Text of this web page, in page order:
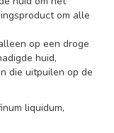
om alle
op een droge
huid,
die uitpuilen op de
liquidum,